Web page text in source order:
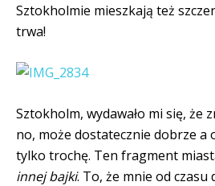
Sztokholmie mieszkają też
trwa!
Sztokholm, wydawało mi się, że
no, może dostatecznie dobrze a
tylko trochę. Ten fragment
innej bajki. To, że mnie od czasu